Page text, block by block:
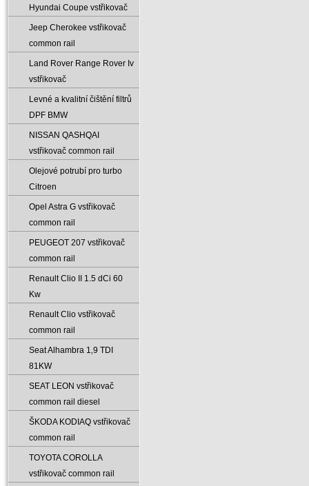
Hyundai Coupe vstřikovač
Jeep Cherokee vstřikovač
common rail
Land Rover Range Rover Iv
vstřikovač
Levné a kvalitní čištění filtrů
DPF BMW
NISSAN QASHQAI
vstřikovač common rail
Olejové potrubí pro turbo
Citroen
Opel Astra G vstřikovač
common rail
PEUGEOT 207 vstřikovač
common rail
Renault Clio II 1.5 dCi 60
Kw
Renault Clio vstřikovač
common rail
Seat Alhambra 1‚9 TDI
81KW
SEAT LEON vstřikovač
common rail diesel
ŠKODA KODIAQ vstřikovač
common rail
TOYOTA COROLLA
vstřikovač common rail